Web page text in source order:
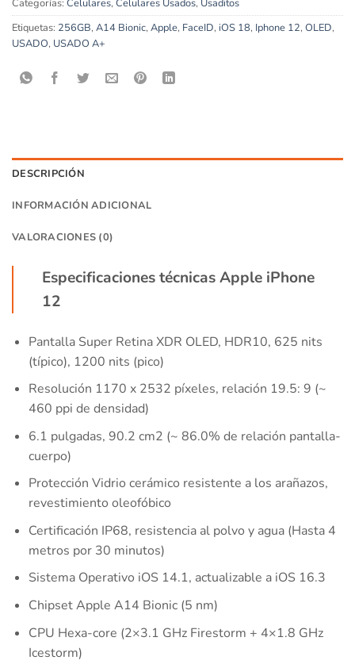
Etiquetas: 256GB, A14 Bionic, Apple, FaceID, iOS 18, Iphone 12, OLED,
USADO, USADO A+
DESCRIPCIÓN
INFORMACIÓN ADICIONAL
VALORACIONES (0)
Especificaciones técnicas Apple iPhone
12
Pantalla Super Retina XDR OLED, HDR10, 625 nits
(típico), 1200 nits (pico)
Resolución 1170 x 2532 píxeles, relación 19.5: 9 (~
460 ppi de densidad)
6.1 pulgadas, 90.2 cm2 (~ 86.0% de relación pantalla-
cuerpo)
Protección Vidrio cerámico resistente a los arañazos,
revestimiento oleofóbico
Certificación IP68, resistencia al polvo y agua (Hasta 4
metros por 30 minutos)
Sistema Operativo iOS 14.1, actualizable a iOS 16.3
Chipset Apple A14 Bionic (5 nm)
CPU Hexa-core (2×3.1 GHz Firestorm + 4×1.8 GHz
Icestorm)